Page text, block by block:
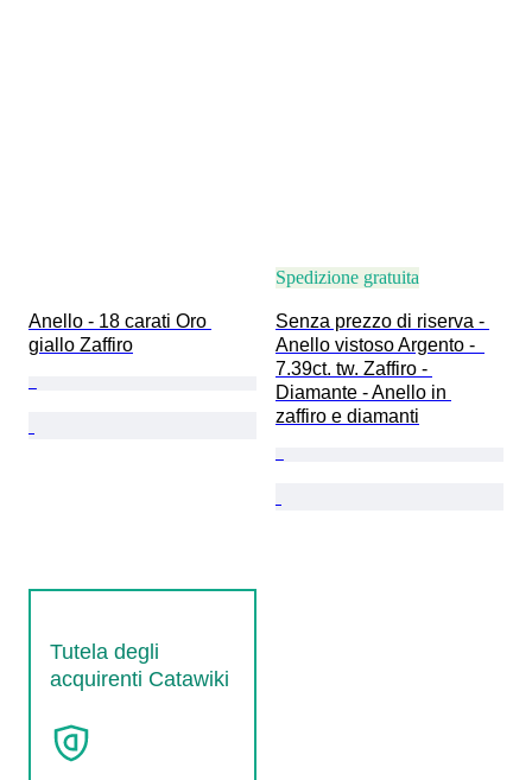
Anello - 18 carati Oro
giallo Zaffiro
Spedizione gratuita
Senza prezzo di riserva -
Anello vistoso Argento -
7.39ct. tw. Zaffiro -
Diamante - Anello in
zaffiro e diamanti
Tutela degli
acquirenti Catawiki